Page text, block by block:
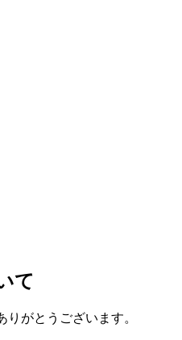
て
がとうございます。